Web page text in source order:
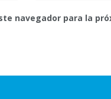
navegador para la